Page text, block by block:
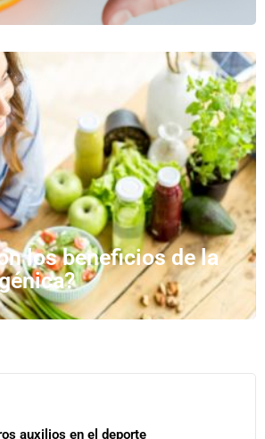
los beneficios de la
auxilios en el deporte